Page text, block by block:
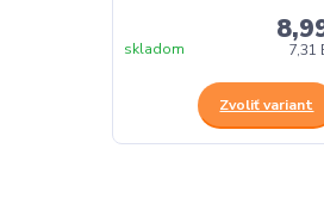
7,31
skladom
Zvoliť variant